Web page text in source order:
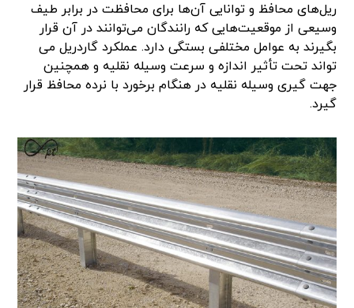
ریل‌های محافظ و توانایی آن‌ها برای محافظت در برابر طیف
وسیعی از موقعیت‌هایی که رانندگان می‌توانند در آن قرار
بگیرند به عوامل مختلفی بستگی دارد. عملکرد گاردریل می
تواند تحت تأثیر اندازه و سرعت وسیله نقلیه و همچنین
جهت گیری وسیله نقلیه در هنگام برخورد با نرده محافظ قرار
گیرد.